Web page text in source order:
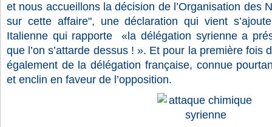
et nous accueillons la décision de l’Organisation des
sur cette affaire", une déclaration qui vient
Italienne qui rapporte «la délégation syrienne a
que l’on s’attarde dessus ! ». Et pour la première
également de la délégation française, connue
et enclin en faveur de l’opposition.